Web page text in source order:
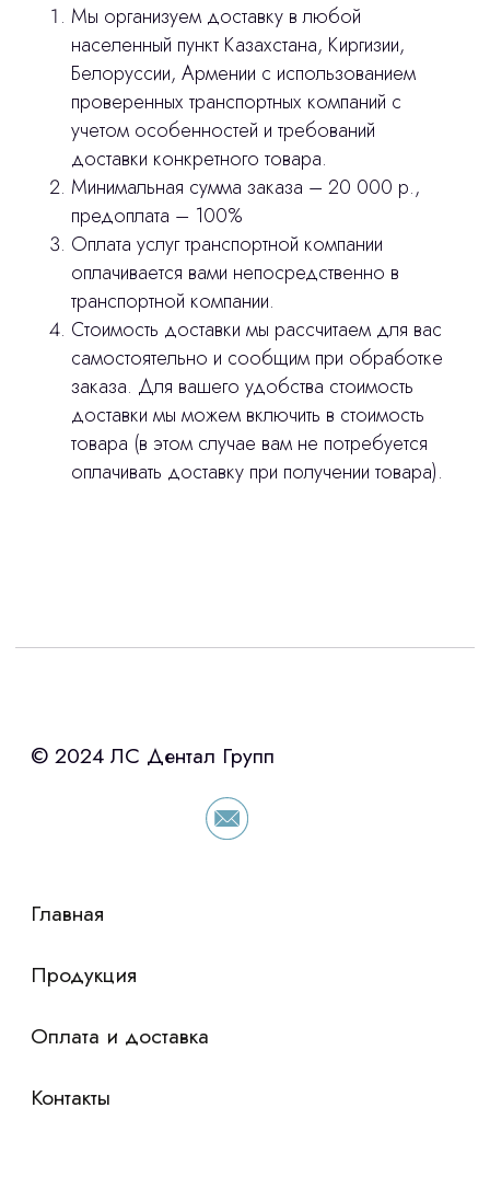
Мы организуем доставку в любой
населенный пункт Казахстана, Киргизии,
Белоруссии, Армении с использованием
проверенных транспортных компаний с
учетом особенностей и требований
доставки конкретного товара.
Минимальная сумма заказа – 20 000 р.,
предоплата – 100%
Оплата услуг транспортной компании
оплачивается вами непосредственно в
транспортной компании.
Стоимость доставки мы рассчитаем для вас
самостоятельно и сообщим при обработке
заказа. Для вашего удобства стоимость
доставки мы можем включить в стоимость
товара (в этом случае вам не потребуется
оплачивать доставку при получении товара).
Интересует лизинг?
«Уралпромлизинг» подберем выгодные
условия по лизингу оборудования,
просто оставьте контакты чтобы мы
сориентировали по условиям
сделано
Изготовление хирургических шаблонов
Политика конфиденциальности
stasicus